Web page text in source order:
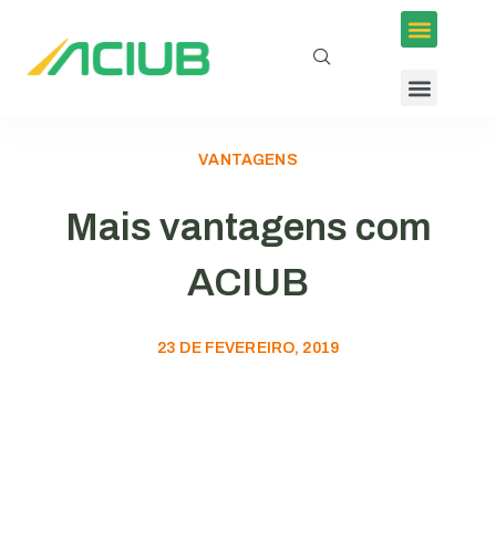
VANTAGENS
Mais vantagens com
ACIUB
23 DE FEVEREIRO, 2019